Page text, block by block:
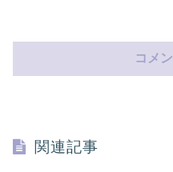
関連記事